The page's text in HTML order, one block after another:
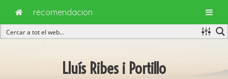
Lluís Ribes i Portillo
recomendacion